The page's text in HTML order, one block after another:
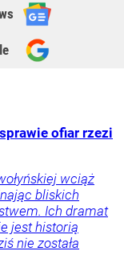
ofiar rzezi
wciąż
bliskich
Ich dramat
jest historią
nie została